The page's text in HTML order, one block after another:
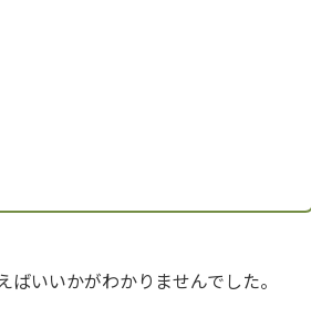
いいかがわかりませんでした。